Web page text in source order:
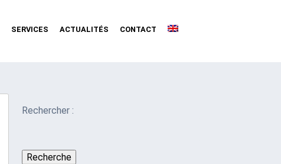
SERVICES ACTUALITÉS CONTACT
Rechercher :
Recherche